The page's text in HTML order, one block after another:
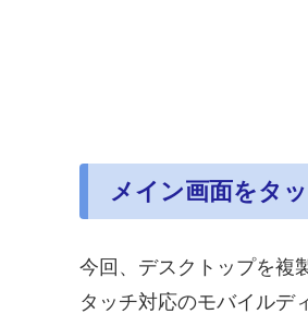
メイン画面をタ
今回、デスクトップを複
タッチ対応のモバイルデ